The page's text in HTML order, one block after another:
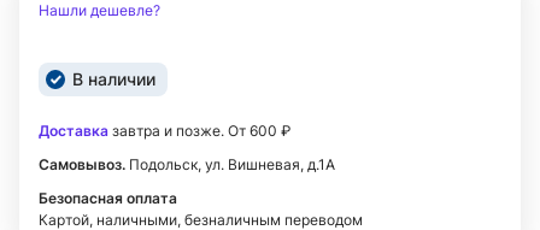
Нашли дешевле?
В наличии
Доставка завтра и позже. От 600 ₽
Самовывоз. Подольск, ул. Вишневая, д.1А
Безопасная оплата
Картой, наличными, безналичным переводом